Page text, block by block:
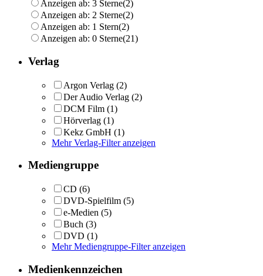
Anzeigen ab: 3 Sterne(2)
Anzeigen ab: 2 Sterne(2)
Anzeigen ab: 1 Stern(2)
Anzeigen ab: 0 Sterne(21)
Verlag
Argon Verlag (2)
Der Audio Verlag (2)
DCM Film (1)
Hörverlag (1)
Kekz GmbH (1)
Mehr Verlag-Filter anzeigen
Mediengruppe
CD (6)
DVD-Spielfilm (5)
e-Medien (5)
Buch (3)
DVD (1)
Mehr Mediengruppe-Filter anzeigen
Medienkennzeichen